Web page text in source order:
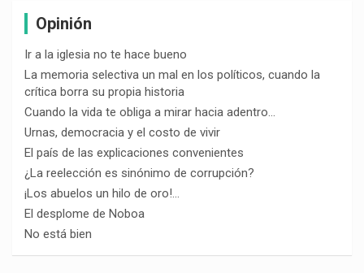
Opinión
Ir a la iglesia no te hace bueno
La memoria selectiva un mal en los políticos, cuando la
crítica borra su propia historia
Cuando la vida te obliga a mirar hacia adentro…
Urnas, democracia y el costo de vivir
El país de las explicaciones convenientes
¿La reelección es sinónimo de corrupción?
¡Los abuelos un hilo de oro!…
El desplome de Noboa
No está bien